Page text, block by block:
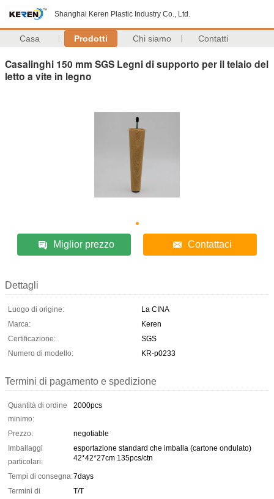
Shanghai Keren Plastic Industry Co., Ltd.
Casa Prodotti Chi siamo Contatti
Casalinghi 150 mm SGS Legni di supporto per il telaio del
letto a vite in legno
Miglior prezzo Contattaci
Dettagli
Luogo di origine:
La CINA
Marca:
Keren
Certificazione:
SGS
Numero di modello:
KR-p0233
Termini di pagamento e spedizione
Quantità di ordine
minimo:
2000pcs
Prezzo:
negotiable
Imballaggi
particolari:
esportazione standard che imballa (cartone ondulato)
42*42*27cm 135pcs/ctn
Tempi di consegna:7days
Termini di
T/T